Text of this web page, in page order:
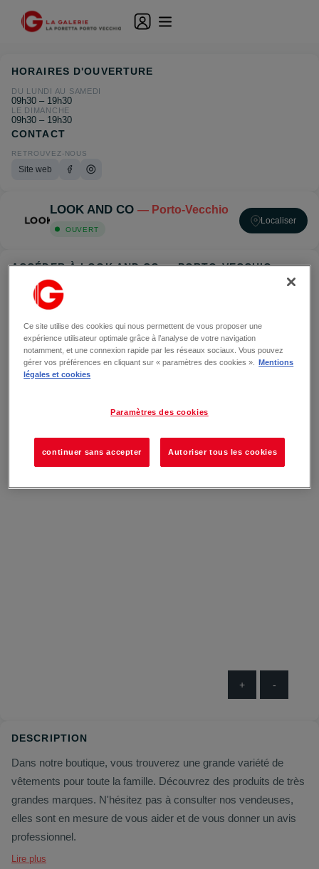
LOOK AND CO — Porto-Vecchio
OUVERT
Localiser
ACCÉDER À LOOK AND CO — PORTO-VECCHIO
+ -
HORAIRES D'OUVERTURE
DU LUNDI AU SAMEDI
09h30 – 19h30
LE DIMANCHE
09h30 – 19h30
CONTACT
RETROUVEZ-NOUS
Site web
DESCRIPTION
Dans notre boutique, vous trouverez une grande variété de
vêtements pour toute la famille. Découvrez des produits de très
grandes marques. N'hésitez pas à consulter nos vendeuses,
elles sont en mesure de vous aider et de vous donner un avis
professionnel.
Lire plus
Ce site utilise des cookies qui nous permettent de vous proposer une
expérience utilisateur optimale grâce à l’analyse de votre navigation
notamment, et une connexion rapide par les réseaux sociaux. Vous pouvez
gérer vos préférences en cliquant sur « paramètres des cookies ».
Mentions
légales et cookies
Paramètres des cookies
continuer sans accepter Autoriser tous les cookies